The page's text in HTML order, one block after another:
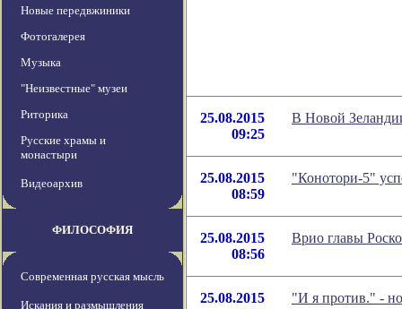
Новые передвжиники
Фотогалерея
Музыка
"Неизвестные" музеи
Риторика
Русские храмы и
монастыри
Видеоархив
ФИЛОСОФИЯ
Современная русская мысль
Искания и размышления
25.08.2015
09:25
В Новой
25.08.2015
08:59
"Конотори-5"
25.08.2015
08:56
Врио главы
25.08.2015
"И я против." -